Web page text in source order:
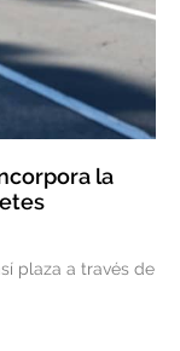
la
plaza a través de